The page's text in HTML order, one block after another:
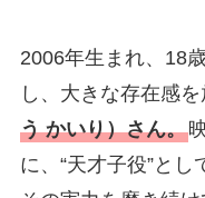
2006年生まれ、18
し、大きな存在感を
う かいり）さん。
に、“天才子役”と